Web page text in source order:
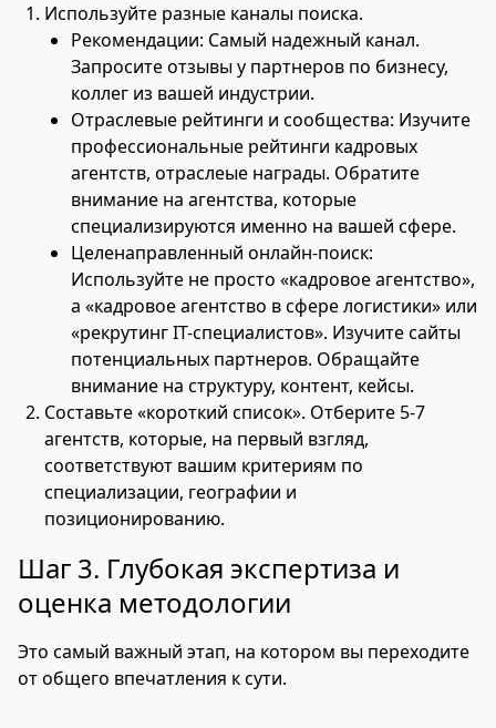
Используйте разные каналы поиска.
Рекомендации: Самый надежный канал.
Запросите отзывы у партнеров по бизнесу,
коллег из вашей индустрии.
Отраслевые рейтинги и сообщества: Изучите
профессиональные рейтинги кадровых
агентств, отраслеые награды. Обратите
внимание на агентства, которые
специализируются именно на вашей сфере.
Целенаправленный онлайн-поиск:
Используйте не просто «кадровое агентство»,
а «кадровое агентство в сфере логистики» или
«рекрутинг IT-специалистов». Изучите сайты
потенциальных партнеров. Обращайте
внимание на структуру, контент, кейсы.
Составьте «короткий список». Отберите 5-7
агентств, которые, на первый взгляд,
соответствуют вашим критериям по
специализации, географии и
позиционированию.
Шаг 3. Глубокая экспертиза и
оценка методологии
Это самый важный этап, на котором вы переходите
от общего впечатления к сути.